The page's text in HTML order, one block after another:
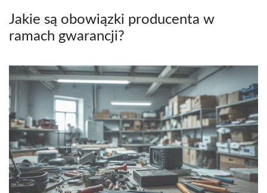
Jakie są obowiązki producenta w
ramach gwarancji?